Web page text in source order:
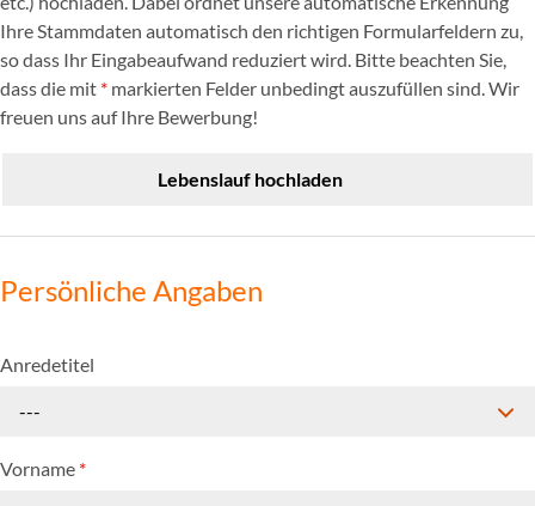
Ihre Stammdaten automatisch den richtigen Formularfeldern zu,
so dass Ihr Eingabeaufwand reduziert wird. Bitte beachten Sie,
dass die mit * markierten Felder unbedingt auszufüllen sind. Wir
freuen uns auf Ihre Bewerbung!
Lebenslauf hochladen
Persönliche Angaben
Anredetitel
---
Vorname *